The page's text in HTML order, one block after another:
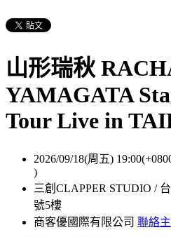
山形瑞秋
YAMAGATA
Tour Live in
2026/09/18(周五)
)
三創CLAPPER STUDIO /
號5樓
商客優國際有限公司 聯絡